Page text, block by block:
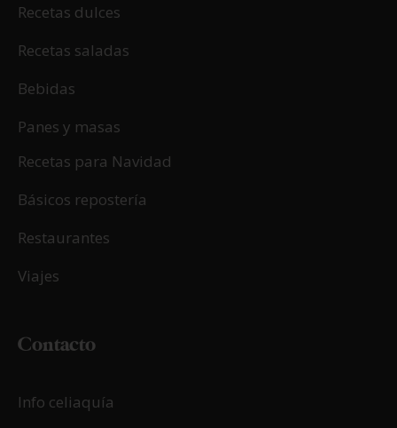
Recetas dulces
Recetas saladas
Bebidas
Panes y masas
Recetas para Navidad
Básicos repostería
Restaurantes
Viajes
Contacto
Info celiaquía